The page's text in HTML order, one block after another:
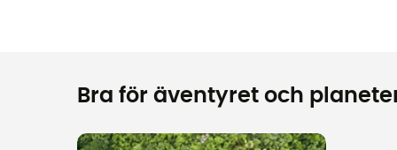
Bra för äventyret och